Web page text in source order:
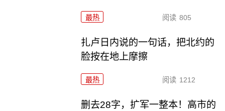
最热 阅读 805
扎卢日内说的一句话，把北约的
脸按在地上摩擦
最热 阅读 1212
删去28字，扩军一整本！高市的